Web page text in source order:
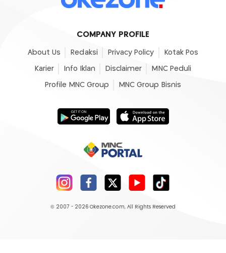
COMPANY PROFILE
About Us Redaksi Privacy Policy Kotak Pos
Karier Info Iklan Disclaimer MNC Peduli
Profile MNC Group MNC Group Bisnis
© 2007 - 2026 Okezone.com, All Rights Reserved